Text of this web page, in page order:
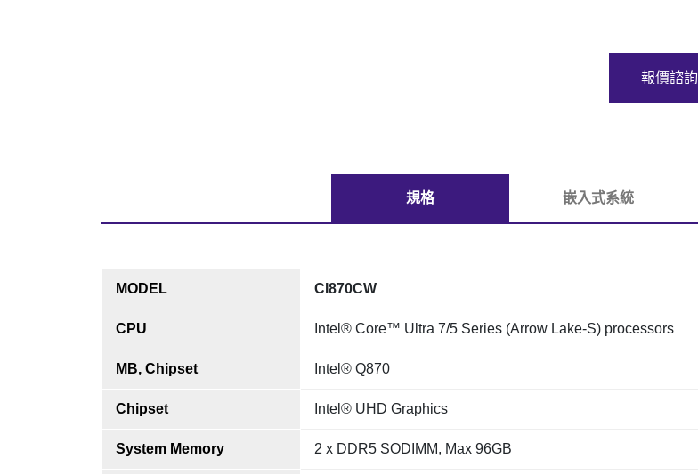
報價諮詢
規格 嵌入式系統
MODEL CI870CW
CPU Intel® Core™ Ultra 7/5 Series (Arrow Lake-S) processors
MB, Chipset Intel® Q870
Chipset Intel® UHD Graphics
System Memory 2 x DDR5 SODIMM, Max 96GB